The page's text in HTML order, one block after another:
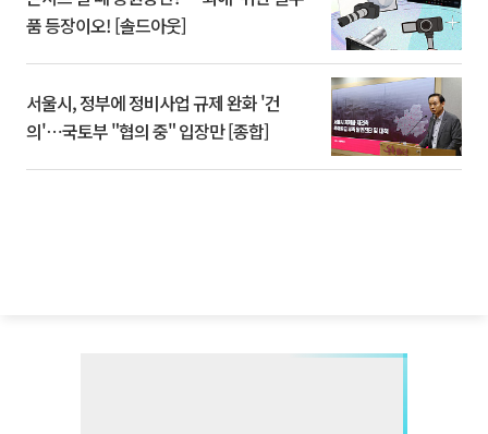
품 등장이오! [솔드아웃]
서울시, 정부에 정비사업 규제 완화 '건
의'⋯국토부 "협의 중" 입장만 [종합]